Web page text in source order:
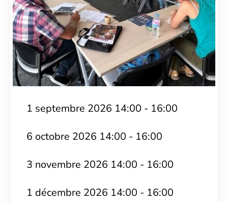
1 septembre 2026 14:00 - 16:00
6 octobre 2026 14:00 - 16:00
3 novembre 2026 14:00 - 16:00
1 décembre 2026 14:00 - 16:00